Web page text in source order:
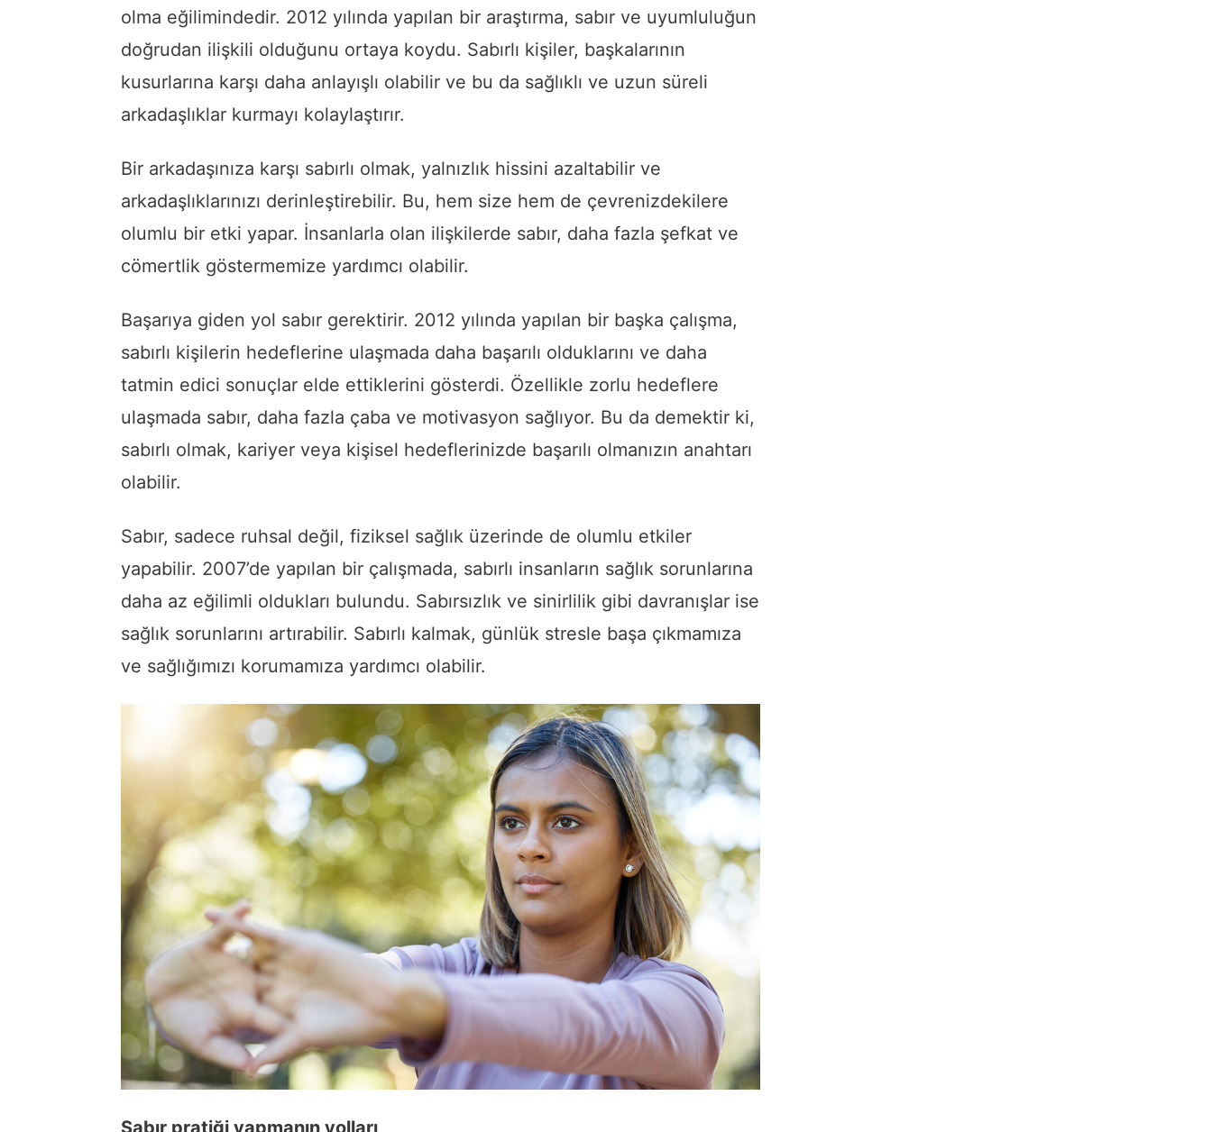
olma eğilimindedir. 2012 yılında yapılan bir araştırma, sabır ve uyumluluğun
doğrudan ilişkili olduğunu ortaya koydu. Sabırlı kişiler, başkalarının
kusurlarına karşı daha anlayışlı olabilir ve bu da sağlıklı ve uzun süreli
arkadaşlıklar kurmayı kolaylaştırır.
Bir arkadaşınıza karşı sabırlı olmak, yalnızlık hissini azaltabilir ve
arkadaşlıklarınızı derinleştirebilir. Bu, hem size hem de çevrenizdekilere
olumlu bir etki yapar. İnsanlarla olan ilişkilerde sabır, daha fazla şefkat ve
cömertlik göstermemize yardımcı olabilir.
Başarıya giden yol sabır gerektirir. 2012 yılında yapılan bir başka çalışma,
sabırlı kişilerin hedeflerine ulaşmada daha başarılı olduklarını ve daha
tatmin edici sonuçlar elde ettiklerini gösterdi. Özellikle zorlu hedeflere
ulaşmada sabır, daha fazla çaba ve motivasyon sağlıyor. Bu da demektir ki,
sabırlı olmak, kariyer veya kişisel hedeflerinizde başarılı olmanızın anahtarı
olabilir.
Sabır, sadece ruhsal değil, fiziksel sağlık üzerinde de olumlu etkiler
yapabilir. 2007’de yapılan bir çalışmada, sabırlı insanların sağlık sorunlarına
daha az eğilimli oldukları bulundu. Sabırsızlık ve sinirlilik gibi davranışlar ise
sağlık sorunlarını artırabilir. Sabırlı kalmak, günlük stresle başa çıkmamıza
ve sağlığımızı korumamıza yardımcı olabilir.
Sabır pratiği yapmanın yolları